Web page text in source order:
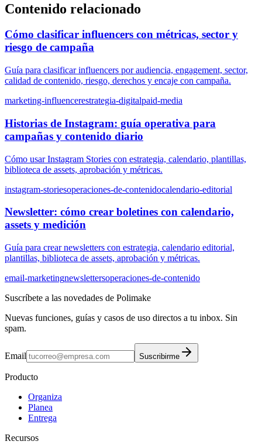
Contenido relacionado
Cómo clasificar influencers con métricas, sector y
riesgo de campaña
Guía para clasificar influencers por audiencia, engagement, sector,
calidad de contenido, riesgo, derechos y encaje con campaña.
marketing-influencerestrategia-digitalpaid-media
Historias de Instagram: guía operativa para
campañas y contenido diario
Cómo usar Instagram Stories con estrategia, calendario, plantillas,
biblioteca de assets, aprobación y métricas.
instagram-storiesoperaciones-de-contenidocalendario-editorial
Newsletter: cómo crear boletines con calendario,
assets y medición
Guía para crear newsletters con estrategia, calendario editorial,
plantillas, biblioteca de assets, aprobación y métricas.
email-marketingnewslettersoperaciones-de-contenido
Suscríbete a las novedades de Polimake
Nuevas funciones, guías y casos de uso directos a tu inbox. Sin
spam.
Email Suscribirme
Producto
Organiza
Planea
Entrega
Recursos